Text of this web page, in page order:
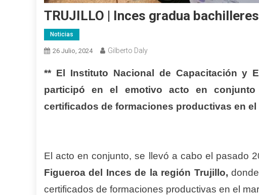
TRUJILLO | Inces gradua
Noticias
26 Julio, 2024 Gilberto Daly
** El Instituto Nacional de Capacitación y
participó en el emotivo acto en
certificados de formaciones productivas en
El acto en conjunto, se llevó a cabo el pasado
Figueroa del Inces de la región Trujillo,
certificados de formaciones productivas en el